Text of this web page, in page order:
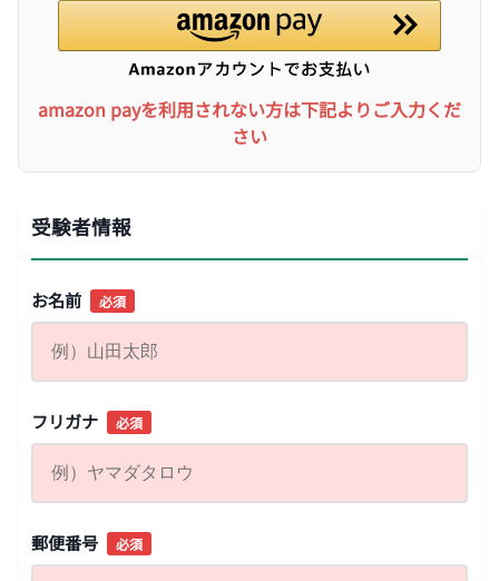
amazon payを利用されない方は下記よりご入力くだ
さい
受験者情報
お名前 必須
フリガナ 必須
郵便番号 必須